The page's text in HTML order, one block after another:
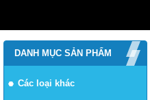
DANH MỤC SẢN PHẨM
Các loại khác